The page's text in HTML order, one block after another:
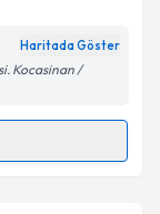
Aydınlatma
belirtilen
Haritada Göster
Kocasinan /